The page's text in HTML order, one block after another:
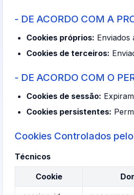
- DE ACORDO COM A
Cookies próprios: Enviados
Cookies de terceiros:
- DE ACORDO COM O
Cookies de sessão:
Cookies persistentes:
Cookies Controlados
Técnicos
Cookie